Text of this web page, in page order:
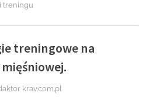
treningu
treningowe na
krav.com.pl